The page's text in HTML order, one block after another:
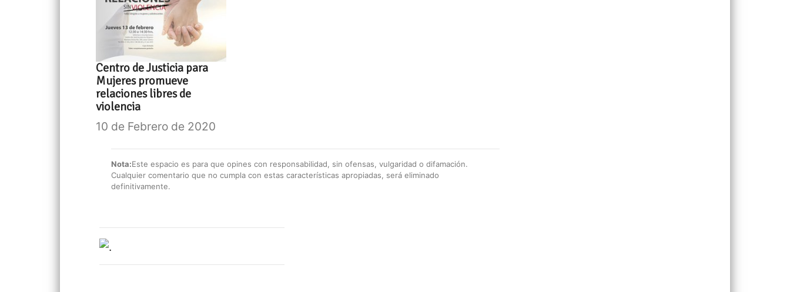
Centro de Justicia para
Mujeres promueve
relaciones libres de
violencia
10 de Febrero de 2020
Nota:Este espacio es para que opines con responsabilidad, sin ofensas, vulgaridad o difamación.
Cualquier comentario que no cumpla con estas características apropiadas, será eliminado
definitivamente.